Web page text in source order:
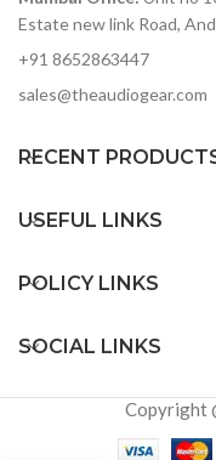
Estate new link Road,
+91 8652863447
sales@theaudiogear.com
RECENT
USEFUL LINKS
POLICY LINKS
SOCIAL LINKS
Copyright